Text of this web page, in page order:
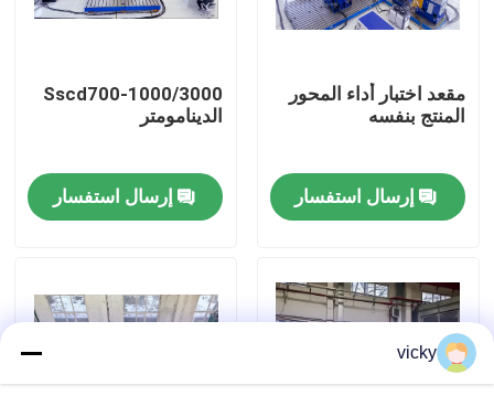
مراقبة الجودة
اتصل بنا
الحالات
مقياس قوة عزم الدوران
دينامومتر عالي السرعة
مقعد اختبار أداء المحور
المنتج بنفسه
إرسال استفسار
Sscd700-1000/3000
الدينامومتر
إرسال استفسار
vicky